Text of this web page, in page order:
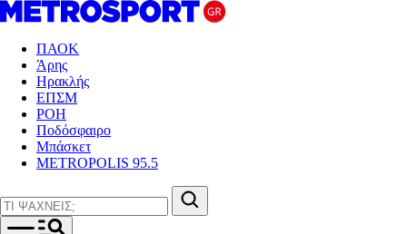
ΠΑΟΚ
Άρης
Ηρακλής
ΕΠΣΜ
ΡΟΗ
Ποδόσφαιρο
Μπάσκετ
METROPOLIS 95.5